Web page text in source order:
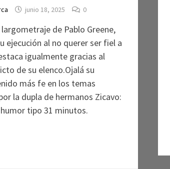
junio 18, 2025 0
de Pablo Greene,
ejecución al no querer ser fiel a
igualmente gracias al
de su elenco.Ojalá su
más fe en los temas
la dupla de hermanos Zicavo:
tipo 31 minutos.